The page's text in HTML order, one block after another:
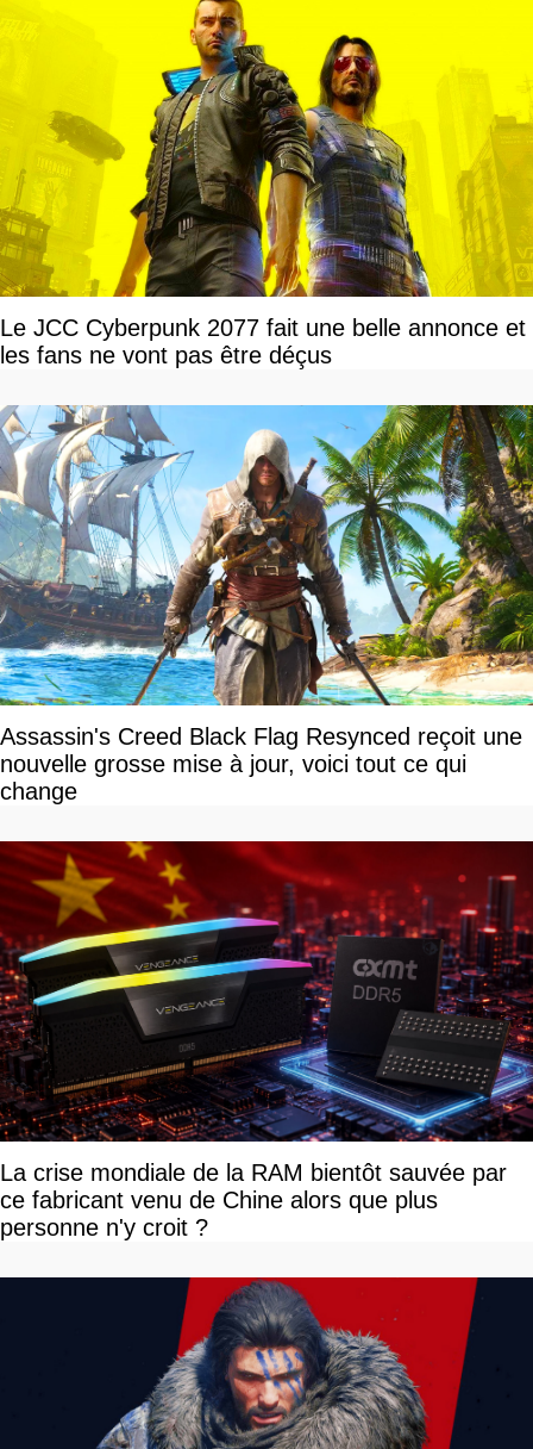
Le JCC Cyberpunk 2077 fait une belle annonce et
les fans ne vont pas être déçus
Assassin's Creed Black Flag Resynced reçoit une
nouvelle grosse mise à jour, voici tout ce qui
change
La crise mondiale de la RAM bientôt sauvée par
ce fabricant venu de Chine alors que plus
personne n'y croit ?